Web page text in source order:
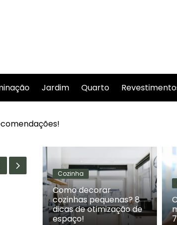
Jardim Quarto
Cozinha
Como decorar
cozinhas pequenas? 8
dicas de otimização de
espaço!